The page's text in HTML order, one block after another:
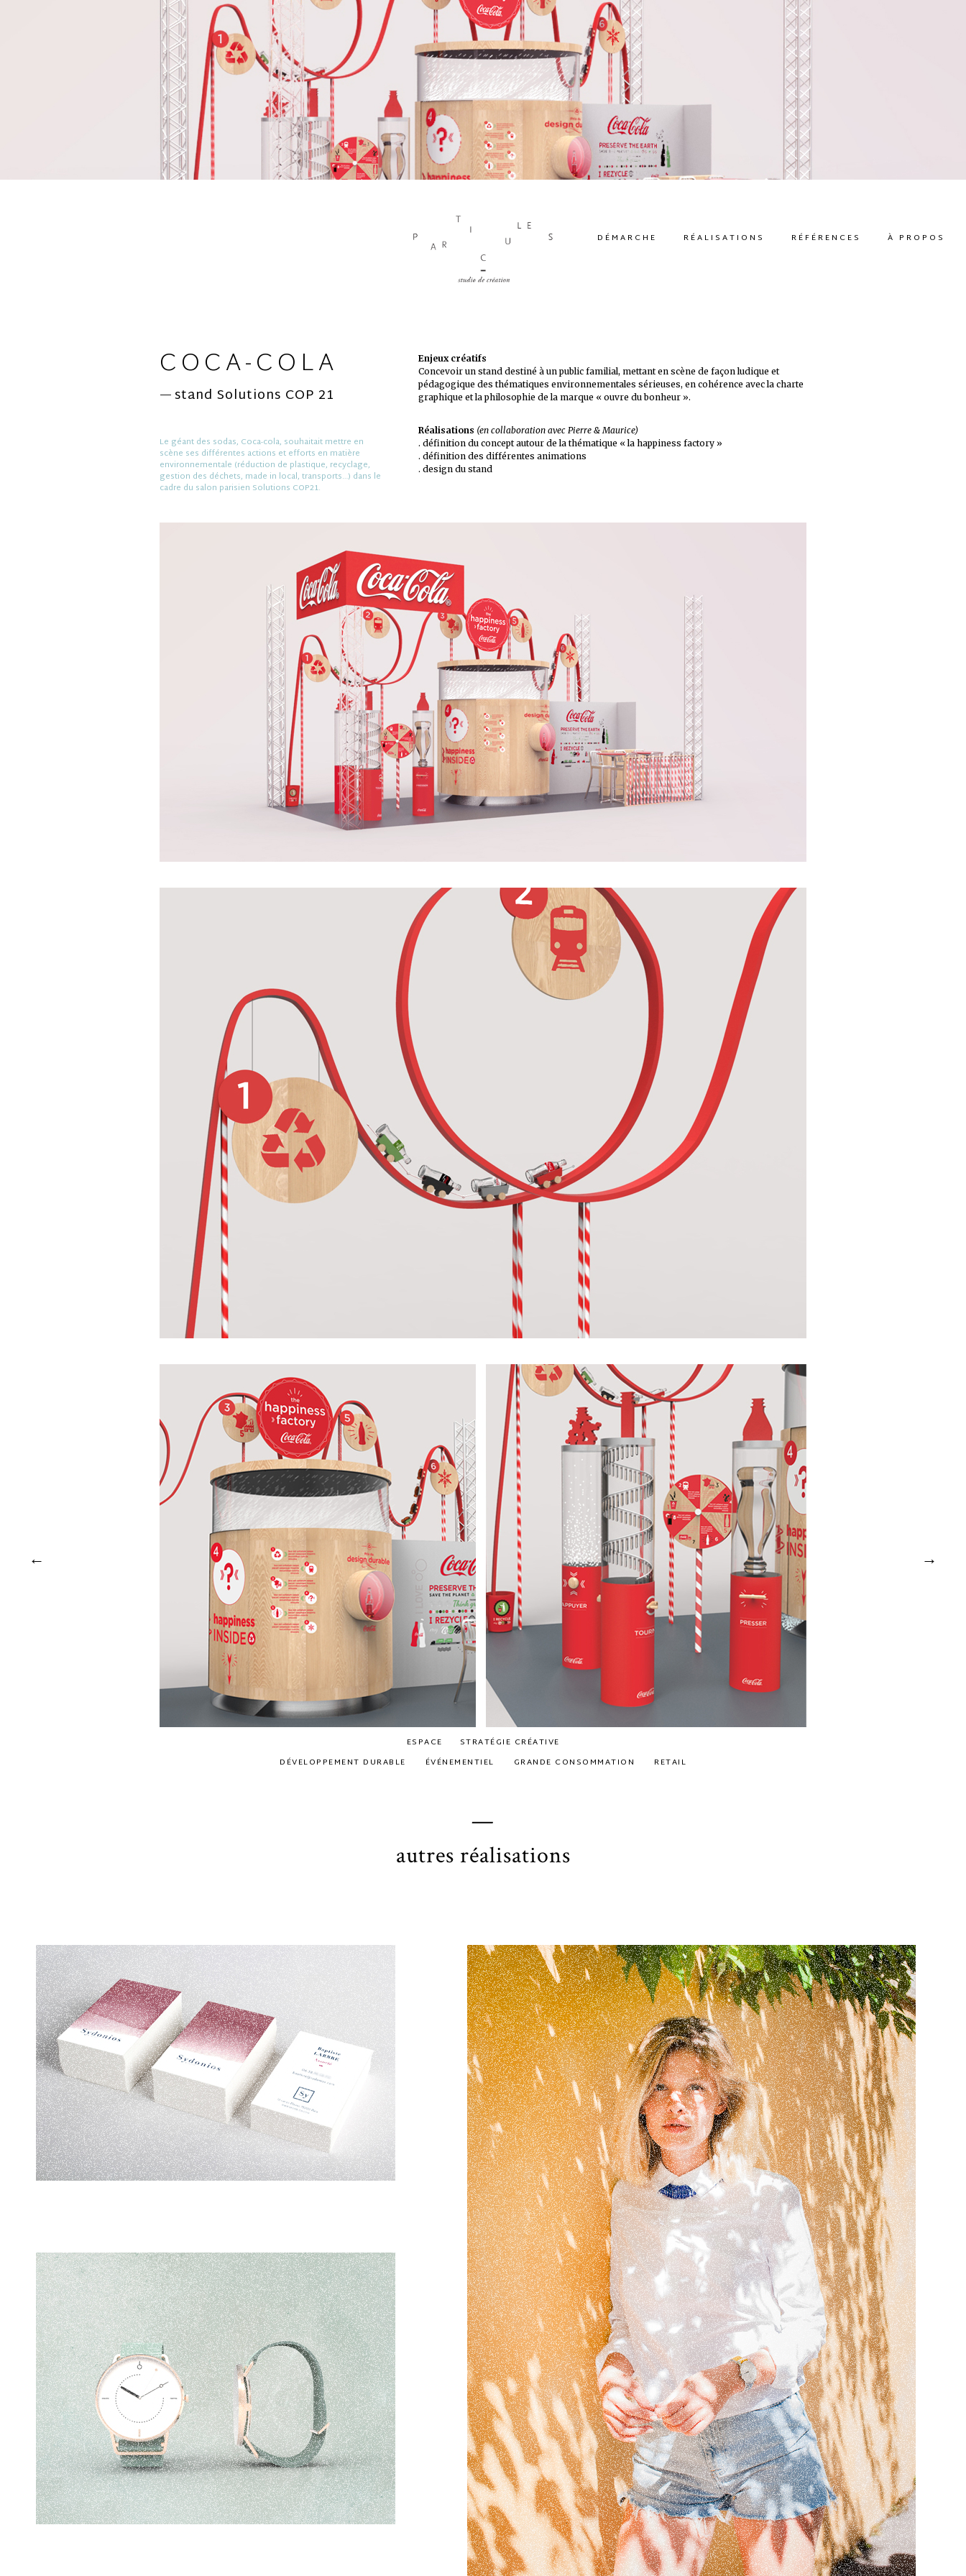
DÉMARCHE RÉALISATIONS RÉFÉRENCES À PROPOS
COCA-COLA
— stand Solutions COP 21
Le géant des sodas, Coca-cola, souhaitait mettre en
scène ses différentes actions et efforts en matière
environnementale (réduction de plastique, recyclage,
gestion des déchets, made in local, transports…) dans le
cadre du salon parisien Solutions COP21.
Enjeux créatifs
Concevoir un stand destiné à un public familial, mettant en scène de façon ludique et
pédagogique des thématiques environnementales sérieuses, en cohérence avec la charte
graphique et la philosophie de la marque « ouvre du bonheur ».
Réalisations (en collaboration avec Pierre & Maurice)
. définition du concept autour de la thématique « la happiness factory »
. définition des différentes animations
. design du stand
ESPACE
STRATÉGIE CRÉATIVE
DÉVELOPPEMENT DURABLE
ÉVÉNEMENTIEL GRANDE CONSOMMATION RETAIL
—
autres réalisations
Stratégie et identité de marque
Campagne de lancement "Twinwatch"
Design produit - Montre "Twinwatch"